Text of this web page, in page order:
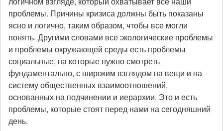
проблемы. Причины кризиса должны быть показаны
ясно и логично, таким образом, чтобы все могли
понять. Другими словами все экологические проблемы
и проблемы окружающей среды есть проблемы
социальные, на которые нужно смотреть
фундаментально, с широким взглядом на вещи и на
систему общественных взаимоотношений,
основанных на подчинении и иерархии. Это и есть
проблемы, которые стоят перед нами на сегодняшний
день.